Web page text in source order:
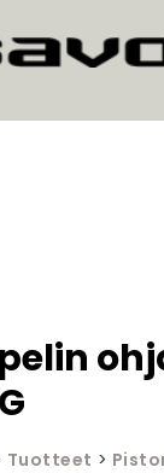
Tuotteet >